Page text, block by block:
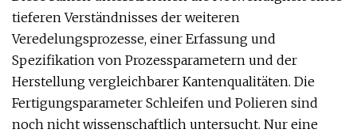
tieferen Verständnisses der weiteren
Veredelungsprozesse, einer Erfassung und
Spezifikation von Prozessparametern und der
Herstellung vergleichbarer Kantenqualitäten. Die
Fertigungsparameter Schleifen und Polieren sind
noch nicht wissenschaftlich untersucht. Nur eine